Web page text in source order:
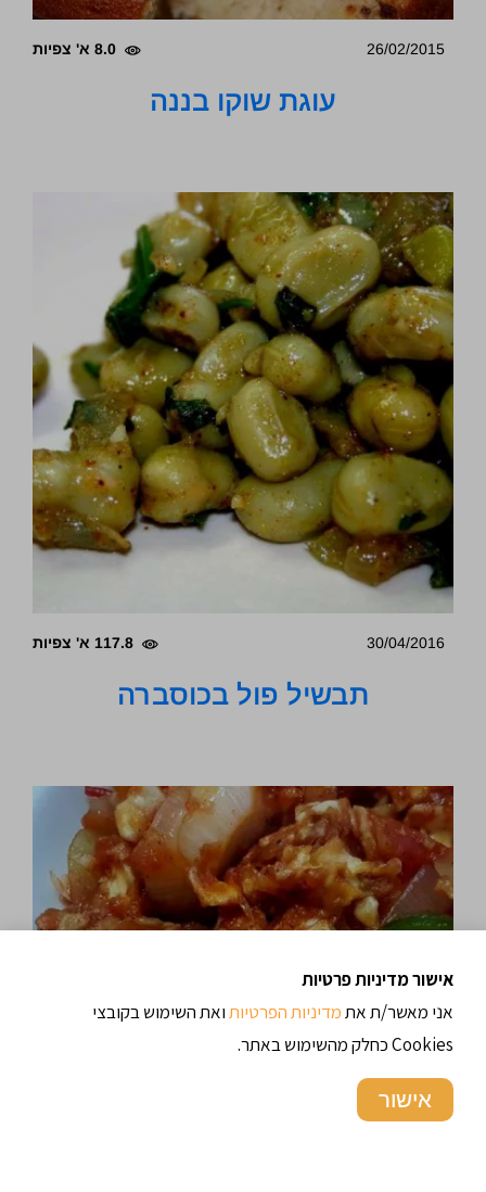
26/02/2015 8.0 א' צפיות
עוגת שוקו בננה
30/04/2016 117.8 א' צפיות
תבשיל פול בכוסברה
אישור מדיניות פרטיות
אני מאשר/ת אתמדיניות הפרטיותואת השימוש בקובצי
Cookies כחלק מהשימוש באתר.
אישור